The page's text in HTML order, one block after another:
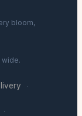
bloom,
wide.
·
·